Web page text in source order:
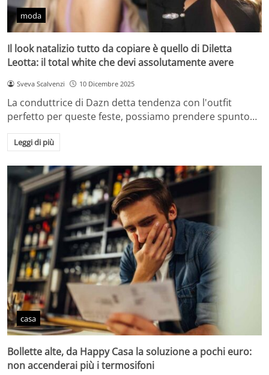
moda
Il look natalizio tutto da copiare è quello di Diletta
Leotta: il total white che devi assolutamente avere
Sveva Scalvenzi 10 Dicembre 2025
La conduttrice di Dazn detta tendenza con l'outfit
perfetto per queste feste, possiamo prendere spunto…
Leggi di più
casa
Bollette alte, da Happy Casa la soluzione a pochi euro:
non accenderai più i termosifoni